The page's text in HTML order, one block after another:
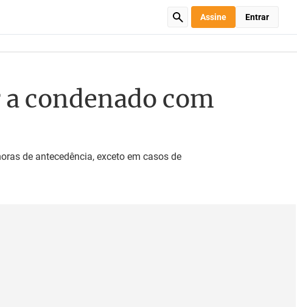
Assine Entrar
condenado com
de antecedência, exceto em casos de